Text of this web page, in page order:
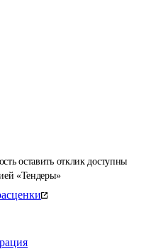
оставить отклик доступны
«Тендеры»